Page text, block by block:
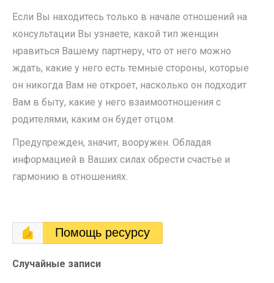
Если Вы находитесь только в начале отношений на
консультации Вы узнаете, какой тип женщин
нравиться Вашему партнеру, что от него можно
ждать, какие у него есть темные стороны, которые
он никогда Вам не откроет, насколько он подходит
Вам в быту, какие у него взаимоотношения с
родителями, каким он будет отцом.
Предупрежден, значит, вооружен. Обладая
информацией в Ваших силах обрести счастье и
гармонию в отношениях.
Помощь ресурсу
Случайные записи